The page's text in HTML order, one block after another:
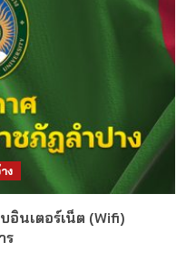
ง
นเตอร์เน็ต (Wifi)
ร